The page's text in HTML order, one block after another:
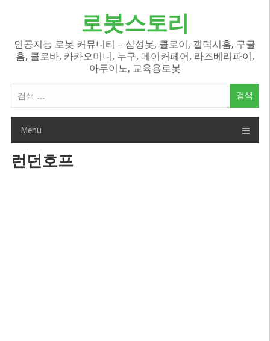
로봇스토리
인공지능 로봇 커뮤니티 – 삼성봇, 클로이, 갤럭시홈, 구글
홈, 클로바, 카카오미니, 누구, 메이커페어, 라즈베리파이,
아두이노, 교육용로봇
색
Menu
런던호프